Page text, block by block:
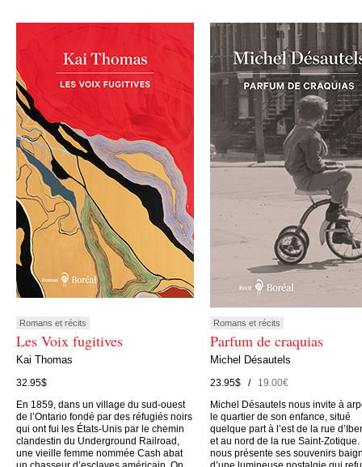
Romans et récits
Les Voix fugitives
Kai Thomas
32.95$
En 1859, dans un village du sud-ouest
de l’Ontario fondé par des réfugiés noirs
qui ont fui les États-Unis par le chemin
clandestin du Underground Railroad,
une vieille femme nommée Cash abat
Romans et récits
Parfum de craquias
Michel Désautels
23.95$ /19.00€
Michel Désautels nous invite à
le quartier de son enfance, situé
quelque part à l’est de la rue
et au nord de la rue Saint-Zotique.
nous présente ses souvenirs